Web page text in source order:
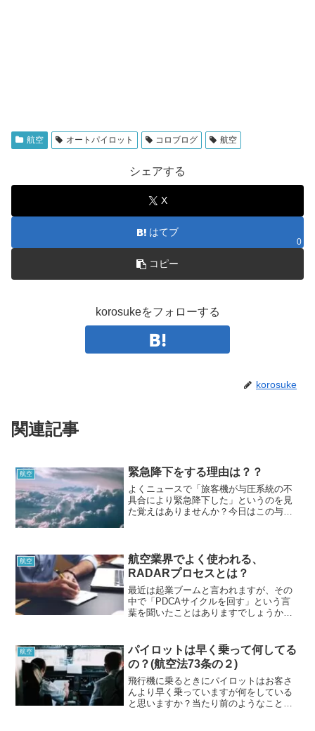
航空 オートパイロット コロブログ 航空
シェアする
X
はてブ
0
コピー
korosukeをフォローする
korosuke
関連記事
航空 緊急降下をする理由は？？
よくニュースで「旅客機が与圧系統の不
具合により緊急降下した」というのを見
た覚えはありませんか？今日はこの与圧
のかを解説していこうと思います。
航空
航空業界でよく使われる、
RADARプロセスとは？
最近は起業ブームと言われますが、その
中で「PDCAサイクルを回す」という言
葉を聞いたことはありますでしょうか。
ス」という言葉があります。PDCAを詳
しく説明したものなので参考にしてみて
ください。
航空
パイロットは早く乗って何してる
の？(航空法73条の２)
飛行機に乗るときにパイロットはお客さ
んより早く乗っていますが何をしている
と思いますか？当たり前のようなことで